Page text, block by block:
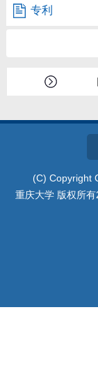
招生信息
我的相册
专利
(C) Copyright
重庆大学 版权所